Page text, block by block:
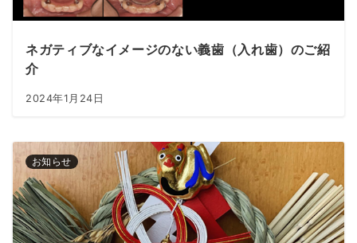
ネガティブなイメージのない義歯（入れ歯）のご紹
介
2024年1月24日
お知らせ